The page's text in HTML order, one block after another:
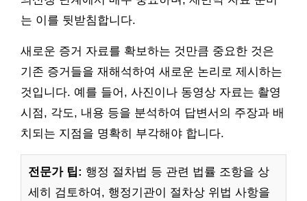
는 이를 뒷받침합니다.
새로운 증거 자료를 확보하는 것만큼 중요한 것은
기존 증거들을 재해석하여 새로운 논리로 제시하는
것입니다. 예를 들어, 사진이나 동영상 자료는 촬영
시점, 각도, 내용 등을 분석하여 답변서의 주장과 배
치되는 지점을 명확히 부각해야 합니다.
전문가 팁: 행정 절차법 등 관련 법률 조항을 상
세히 검토하여, 행정기관이 절차상 위법 사항을